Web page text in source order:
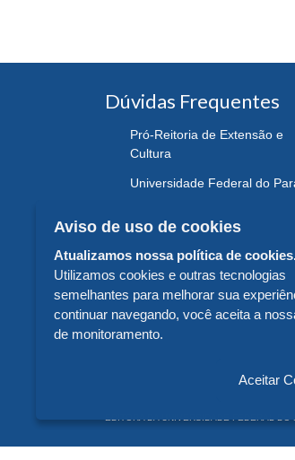
Dúvidas Frequentes
Pró-Reitoria de Extensão e
Cultura
Universidade Federal do
EDITORA DA UNIVERSIDADE FEDERAL
Aviso de uso de cookies
Atualizamos nossa política de
Utilizamos cookies e outras tecnologias
semelhantes para melhorar sua
continuar navegando, você aceita a
de monitoramento.
Aceitar